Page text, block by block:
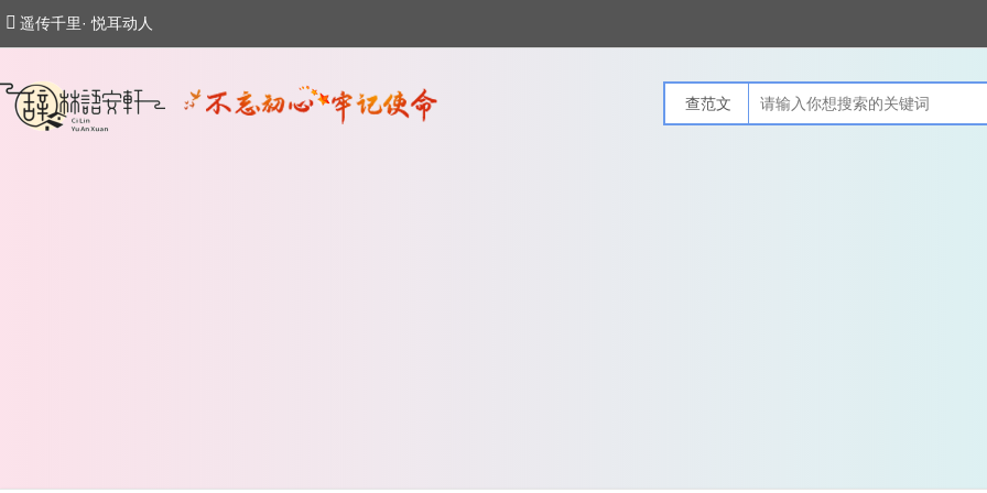
遥传千里· 悦耳动人